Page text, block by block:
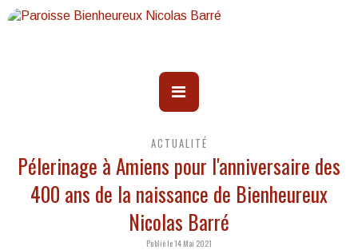
ACTUALITÉ
Pélerinage à Amiens pour l'anniversaire des
400 ans de la naissance de Bienheureux
Nicolas Barré
Publié le 14 Mai 2021